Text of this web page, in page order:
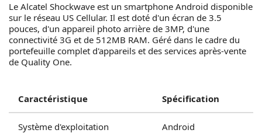
Le Alcatel Shockwave est un smartphone Android disponible
sur le réseau US Cellular. Il est doté d'un écran de 3.5
pouces, d'un appareil photo arrière de 3MP, d'une
connectivité 3G et de 512MB RAM. Géré dans le cadre du
portefeuille complet d'appareils et des services après-vente
de Quality One.
Caractéristique Spécification
Système d'exploitation Android